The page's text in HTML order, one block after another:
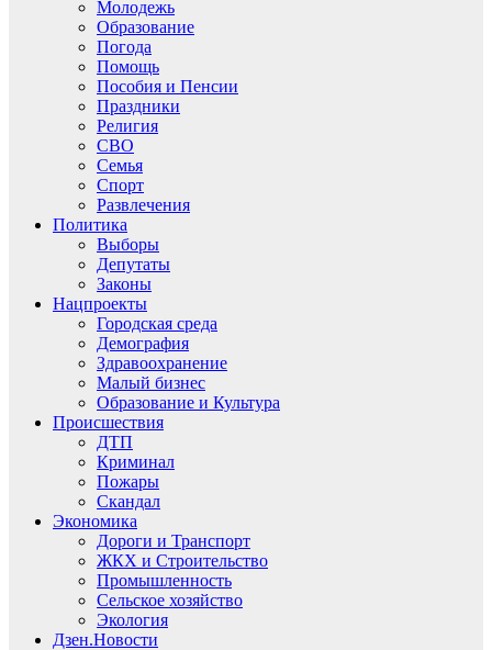
Молодежь
Образование
Погода
Помощь
Пособия и Пенсии
Праздники
Религия
СВО
Семья
Спорт
Развлечения
Политика
Выборы
Депутаты
Законы
Нацпроекты
Городская среда
Демография
Здравоохранение
Малый бизнес
Образование и Культура
Происшествия
ДТП
Криминал
Пожары
Скандал
Экономика
Дороги и Транспорт
ЖКХ и Строительство
Промышленность
Сельское хозяйство
Экология
Дзен.Новости